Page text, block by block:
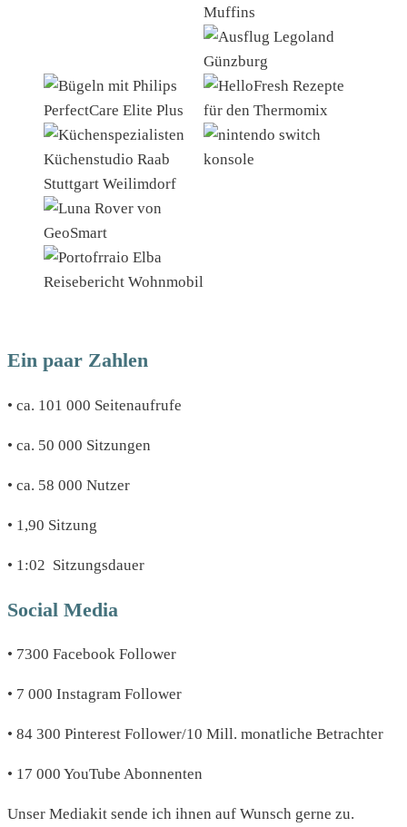
Ein paar Zahlen
• ca. 101 000 Seitenaufrufe
• ca. 50 000 Sitzungen
• ca. 58 000 Nutzer
• 1,90 Sitzung
• 1:02 Sitzungsdauer
Social Media
• 7300 Facebook Follower
• 7 000 Instagram Follower
• 84 300 Pinterest Follower/10 Mill. monatliche Betrachter
• 17 000 YouTube Abonnenten
Unser Mediakit sende ich ihnen auf Wunsch gerne zu.